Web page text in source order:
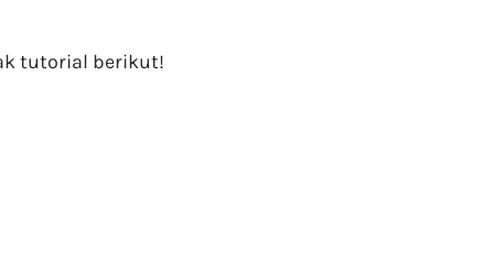
tutorial berikut!